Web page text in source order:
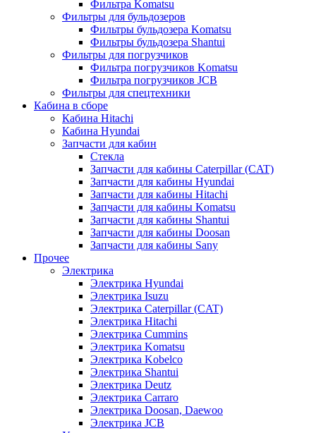
Фильтра Komatsu
Фильтры для бульдозеров
Фильтры бульдозера Komatsu
Фильтры бульдозера Shantui
Фильтры для погрузчиков
Фильтра погрузчиков Komatsu
Фильтра погрузчиков JCB
Фильтры для спецтехники
Кабина в сборе
Кабина Hitachi
Кабина Hyundai
Запчасти для кабин
Стекла
Запчасти для кабины Caterpillar (CAT)
Запчасти для кабины Hyundai
Запчасти для кабины Hitachi
Запчасти для кабины Komatsu
Запчасти для кабины Shantui
Запчасти для кабины Doosan
Запчасти для кабины Sany
Прочее
Электрика
Электрика Hyundai
Электрика Isuzu
Электрика Caterpillar (CAT)
Электрика Hitachi
Электрика Cummins
Электрика Komatsu
Электрика Kobelco
Электрика Shantui
Электрика Deutz
Электрика Carraro
Электрика Doosan, Daewoo
Электрика JCB